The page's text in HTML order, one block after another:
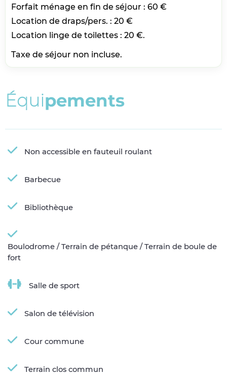
Forfait ménage en fin de séjour : 60 €
Location de draps/pers. : 20 €
Location linge de toilettes : 20 €.
Taxe de séjour non incluse.
Équipements
Non accessible en fauteuil roulant
Barbecue
Bibliothèque
Boulodrome / Terrain de pétanque / Terrain de boule de
fort
Salle de sport
Salon de télévision
Cour commune
Terrain clos commun